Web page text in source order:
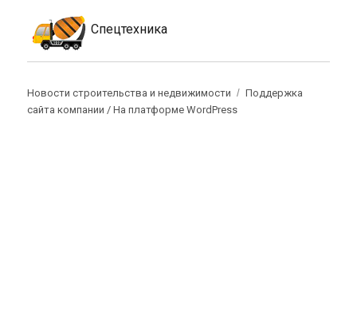
Спецтехника
Новости строительства и недвижимости
Поддержка
сайта компании /На платформе WordPress